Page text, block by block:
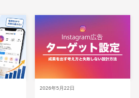
2026年5月22日